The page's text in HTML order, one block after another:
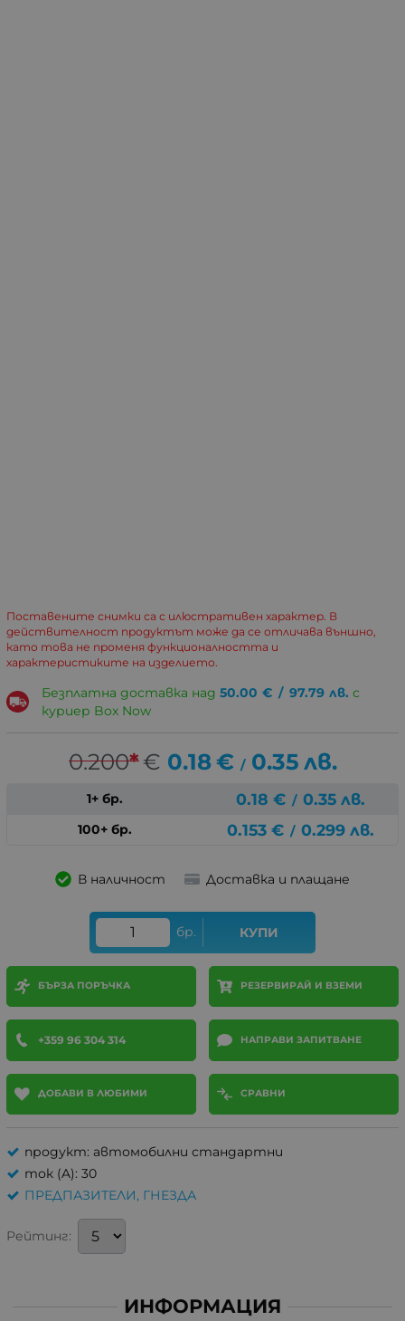
Поставените снимки са с илюстративен характер. В
действителност продуктът може да се отличава външно,
като това не променя функционалността и
характеристиките на изделието.
Безплатна доставка над 50.00 € / 97.79 лв. с
куриер Box Now
0.200*€ 0.18€ / 0.35 лв.
1+ бр. 0.18 € / 0.35 лв.
100+ бр. 0.153 € / 0.299 лв.
В наличност Доставка и плащане
бр. КУПИ
БЪРЗА ПОРЪЧКА РЕЗЕРВИРАЙ И ВЗЕМИ
+359 96 304 314 НАПРАВИ ЗАПИТВАНЕ
ДОБАВИ В ЛЮБИМИ СРАВНИ
продукт: автомобилни стандартни
ток (A): 30
ПРЕДПАЗИТЕЛИ, ГНЕЗДА
Рейтинг:
ИНФОРМАЦИЯ